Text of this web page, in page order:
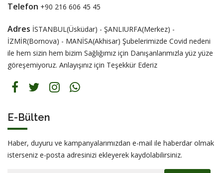
Telefon +90 216 606 45 45
Adres İSTANBUL(Üsküdar) - ŞANLIURFA(Merkez) -
İZMİR(Bornova) - MANİSA(Akhisar) Şubelerimizde Covid nedeni
ile hem sizin hem bizim Sağlığımız için Danışanlarımızla yüz yüze
göreşemiyoruz. Anlayışınız için Teşekkür Ederiz
E-Bülten
Haber, duyuru ve kampanyalarımızdan e-mail ile haberdar olmak
isterseniz e-posta adresinizi ekleyerek kaydolabilirsiniz.